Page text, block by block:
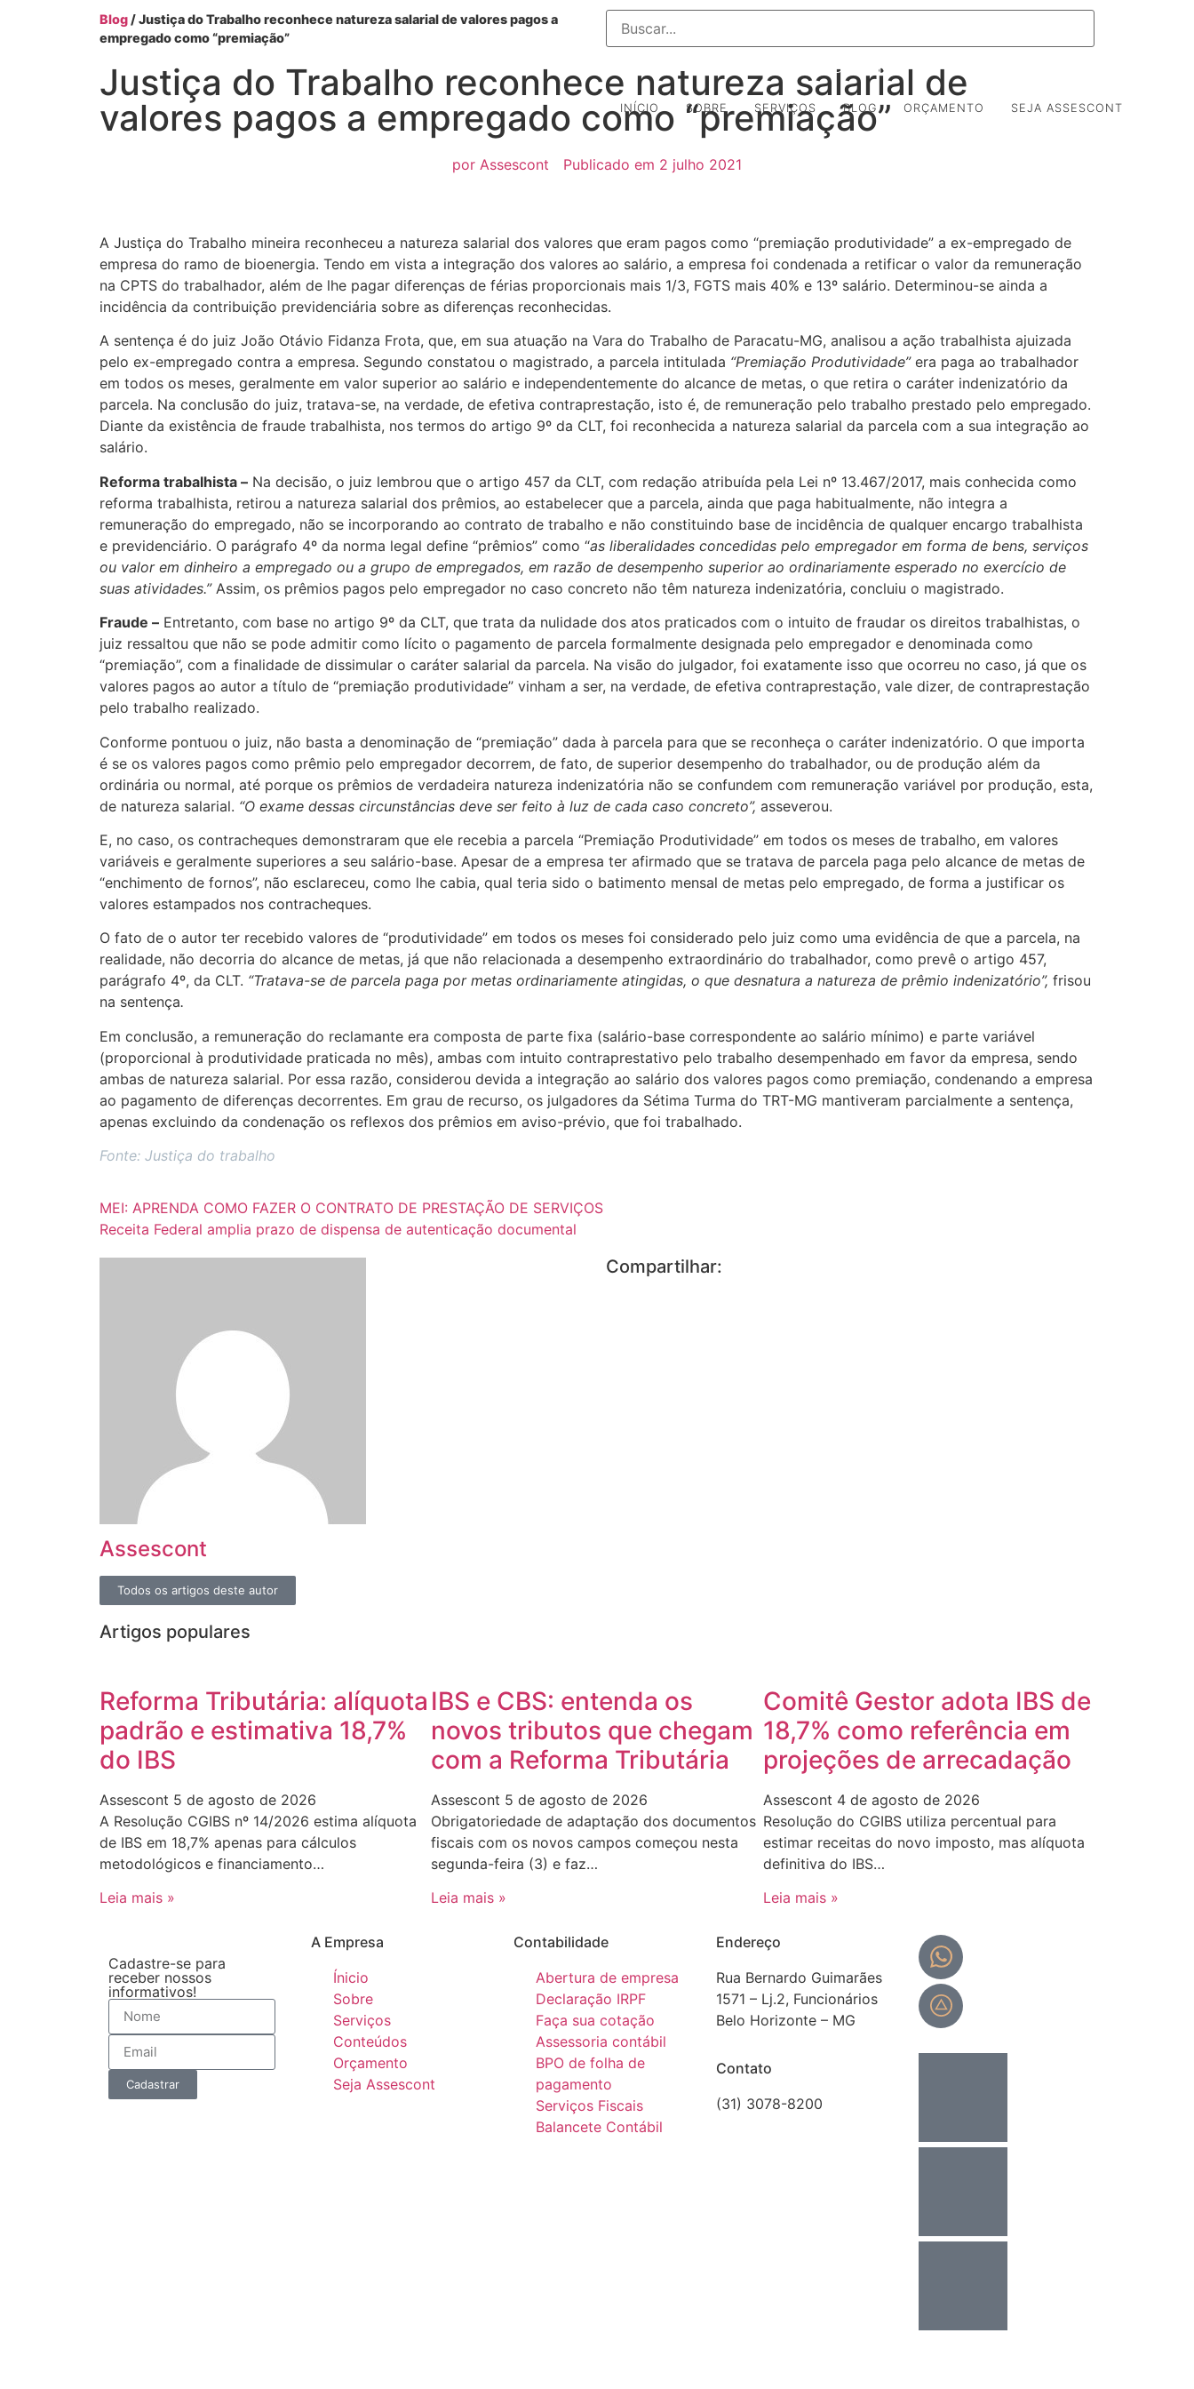
PORTAL DO CLIENTE
INÍCIO SOBRE SERVIÇOS BLOG ORÇAMENTO SEJA ASSESCONT
Blog / Justiça do Trabalho reconhece natureza salarial de valores pagos a
empregado como “premiação”
Justiça do Trabalho reconhece natureza salarial de
valores pagos a empregado como “premiação”
por Assescont Publicado em 2 julho 2021
A Justiça do Trabalho mineira reconheceu a natureza salarial dos valores que eram pagos como “premiação produtividade” a ex-empregado de
empresa do ramo de bioenergia. Tendo em vista a integração dos valores ao salário, a empresa foi condenada a retificar o valor da remuneração
na CPTS do trabalhador, além de lhe pagar diferenças de férias proporcionais mais 1/3, FGTS mais 40% e 13º salário. Determinou-se ainda a
incidência da contribuição previdenciária sobre as diferenças reconhecidas.
A sentença é do juiz João Otávio Fidanza Frota, que, em sua atuação na Vara do Trabalho de Paracatu-MG, analisou a ação trabalhista ajuizada
pelo ex-empregado contra a empresa. Segundo constatou o magistrado, a parcela intitulada “Premiação Produtividade”era paga ao trabalhador
em todos os meses, geralmente em valor superior ao salário e independentemente do alcance de metas, o que retira o caráter indenizatório da
parcela. Na conclusão do juiz, tratava-se, na verdade, de efetiva contraprestação, isto é, de remuneração pelo trabalho prestado pelo empregado.
Diante da existência de fraude trabalhista, nos termos do artigo 9º da CLT, foi reconhecida a natureza salarial da parcela com a sua integração ao
salário.
Reforma trabalhista – Na decisão, o juiz lembrou que o artigo 457 da CLT, com redação atribuída pela Lei nº 13.467/2017, mais conhecida como
reforma trabalhista, retirou a natureza salarial dos prêmios, ao estabelecer que a parcela, ainda que paga habitualmente, não integra a
remuneração do empregado, não se incorporando ao contrato de trabalho e não constituindo base de incidência de qualquer encargo trabalhista
e previdenciário. O parágrafo 4º da norma legal define “prêmios” como “as liberalidades concedidas pelo empregador em forma de bens, serviços
ou valor em dinheiro a empregado ou a grupo de empregados, em razão de desempenho superior ao ordinariamente esperado no exercício de
suas atividades.” Assim, os prêmios pagos pelo empregador no caso concreto não têm natureza indenizatória, concluiu o magistrado.
Fraude – Entretanto, com base no artigo 9º da CLT, que trata da nulidade dos atos praticados com o intuito de fraudar os direitos trabalhistas, o
juiz ressaltou que não se pode admitir como lícito o pagamento de parcela formalmente designada pelo empregador e denominada como
“premiação”, com a finalidade de dissimular o caráter salarial da parcela. Na visão do julgador, foi exatamente isso que ocorreu no caso, já que os
valores pagos ao autor a título de “premiação produtividade” vinham a ser, na verdade, de efetiva contraprestação, vale dizer, de contraprestação
pelo trabalho realizado.
Conforme pontuou o juiz, não basta a denominação de “premiação” dada à parcela para que se reconheça o caráter indenizatório. O que importa
é se os valores pagos como prêmio pelo empregador decorrem, de fato, de superior desempenho do trabalhador, ou de produção além da
ordinária ou normal, até porque os prêmios de verdadeira natureza indenizatória não se confundem com remuneração variável por produção, esta,
de natureza salarial. “O exame dessas circunstâncias deve ser feito à luz de cada caso concreto”, asseverou.
E, no caso, os contracheques demonstraram que ele recebia a parcela “Premiação Produtividade” em todos os meses de trabalho, em valores
variáveis e geralmente superiores a seu salário-base. Apesar de a empresa ter afirmado que se tratava de parcela paga pelo alcance de metas de
“enchimento de fornos”, não esclareceu, como lhe cabia, qual teria sido o batimento mensal de metas pelo empregado, de forma a justificar os
valores estampados nos contracheques.
O fato de o autor ter recebido valores de “produtividade” em todos os meses foi considerado pelo juiz como uma evidência de que a parcela, na
realidade, não decorria do alcance de metas, já que não relacionada a desempenho extraordinário do trabalhador, como prevê o artigo 457,
parágrafo 4º, da CLT. “Tratava-se de parcela paga por metas ordinariamente atingidas, o que desnatura a natureza de prêmio indenizatório”, frisou
na sentença.
Em conclusão, a remuneração do reclamante era composta de parte fixa (salário-base correspondente ao salário mínimo) e parte variável
(proporcional à produtividade praticada no mês), ambas com intuito contraprestativo pelo trabalho desempenhado em favor da empresa, sendo
ambas de natureza salarial. Por essa razão, considerou devida a integração ao salário dos valores pagos como premiação, condenando a empresa
ao pagamento de diferenças decorrentes. Em grau de recurso, os julgadores da Sétima Turma do TRT-MG mantiveram parcialmente a sentença,
apenas excluindo da condenação os reflexos dos prêmios em aviso-prévio, que foi trabalhado.
Fonte: Justiça do trabalho
MEI: APRENDA COMO FAZER O CONTRATO DE PRESTAÇÃO DE SERVIÇOS
Receita Federal amplia prazo de dispensa de autenticação documental
Assescont
Todos os artigos deste autor
Compartilhar:
Artigos populares
Reforma Tributária: alíquota
padrão e estimativa 18,7%
do IBS
Assescont 5 de agosto de 2026
A Resolução CGIBS nº 14/2026 estima alíquota
de IBS em 18,7% apenas para cálculos
metodológicos e financiamento…
Leia mais »
IBS e CBS: entenda os
novos tributos que chegam
com a Reforma Tributária
Assescont 5 de agosto de 2026
Obrigatoriedade de adaptação dos documentos
fiscais com os novos campos começou nesta
segunda-feira (3) e faz…
Leia mais »
Comitê Gestor adota IBS de
18,7% como referência em
projeções de arrecadação
Assescont 4 de agosto de 2026
Resolução do CGIBS utiliza percentual para
estimar receitas do novo imposto, mas alíquota
definitiva do IBS…
Leia mais »
Cadastre-se para
receber nossos
informativos!
Cadastrar
A Empresa
Ínicio
Sobre
Serviços
Conteúdos
Orçamento
Seja Assescont
Contabilidade
Abertura de empresa
Declaração IRPF
Faça sua cotação
Assessoria contábil
BPO de folha de
pagamento
Serviços Fiscais
Balancete Contábil
Endereço
Rua Bernardo Guimarães
1571 – Lj.2, Funcionários
Belo Horizonte – MG
Contato
(31) 3078-8200
Portal do cliente